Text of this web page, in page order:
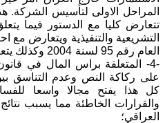
المراحل الاولى لتأسيس الشركة.
تتعارض كليا مع الدستور فيما
التشريعية والتنفيذية ويتعارض مع
العام رقم 95
-4- المتعلقة براس المال في
على ركاكة النص وعدم التناسق
كل هذا يفتح مجالا واسعا
والقرارات الخاطئة مما يسبب
العراقي؛